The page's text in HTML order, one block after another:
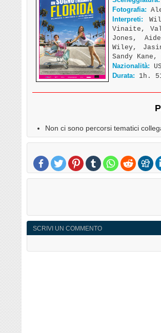
Fotografia:
Interpreti:
Vinaite,
Jones,
Wiley,
Sandy
Nazionalità:
Durata: 1h.
Non ci sono percorsi tematici
SCRIVI UN COMMENTO